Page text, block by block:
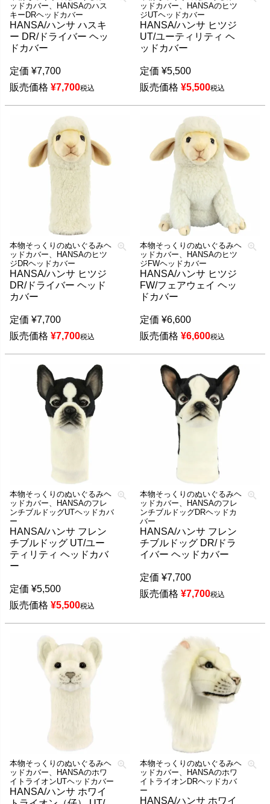
ッドカバー、HANSAのハス
キーDRヘッドカバー
HANSA/ハンサ ハスキ
ー DR/ドライバー ヘッ
ドカバー
定価 ¥7,700
販売価格 ¥7,700税込
ッドカバー、HANSAのヒツ
ジUTヘッドカバー
HANSA/ハンサ ヒツジ
UT/ユーティリティ ヘ
ッドカバー
定価 ¥5,500
販売価格 ¥5,500税込
本物そっくりのぬいぐるみヘ
ッドカバー、HANSAのヒツ
ジDRヘッドカバー
HANSA/ハンサ ヒツジ
DR/ドライバー ヘッド
カバー
定価 ¥7,700
販売価格 ¥7,700税込
本物そっくりのぬいぐるみヘ
ッドカバー、HANSAのヒツ
ジFWヘッドカバー
HANSA/ハンサ ヒツジ
FW/フェアウェイ ヘッ
ドカバー
定価 ¥6,600
販売価格 ¥6,600税込
本物そっくりのぬいぐるみヘ
ッドカバー、HANSAのフレ
ンチブルドッグUTヘッドカバ
ー
HANSA/ハンサ フレン
チブルドッグ UT/ユー
ティリティ ヘッドカバ
ー
定価 ¥5,500
販売価格 ¥5,500税込
本物そっくりのぬいぐるみヘ
ッドカバー、HANSAのフレ
ンチブルドッグDRヘッドカ
バー
HANSA/ハンサ フレン
チブルドッグ DR/ドラ
イバー ヘッドカバー
定価 ¥7,700
販売価格 ¥7,700税込
本物そっくりのぬいぐるみヘ
ッドカバー、HANSAのホワ
イトライオンUTヘッドカバー
HANSA/ハンサ ホワイ
本物そっくりのぬいぐるみヘ
ッドカバー、HANSAのホワ
イトライオンDRヘッドカバ
ー
HANSA/ハンサ ホワイ